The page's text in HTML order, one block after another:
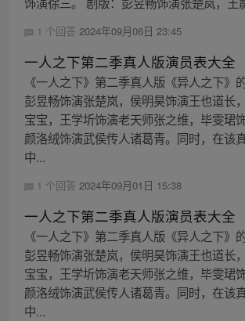
1 个回答 2024年09月06日 23:45
一人之下第二季真人版演员表大全
《一人之下》第二季真人版《异人之下》
彭昱畅饰演张楚岚，侯明昊饰演王也道长
宝宝，王学圻饰演老天师张之维，毕雯珺
颜洛绒饰演武侯传人诸葛青。同时，在该
中...
1 个回答 2024年09月01日 15:38
一人之下第二季真人版演员表大全
《一人之下》第二季真人版《异人之下》
彭昱畅饰演张楚岚，侯明昊饰演王也道长
宝宝，王学圻饰演老天师张之维，毕雯珺
颜洛绒饰演武侯传人诸葛青。同时，在该
中...